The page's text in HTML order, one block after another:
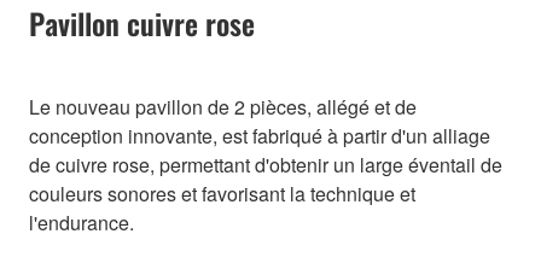
Pavillon cuivre rose
Le nouveau pavillon de 2 pièces, allégé et de
conception innovante, est fabriqué à partir d'un alliage
de cuivre rose, permettant d'obtenir un large éventail de
couleurs sonores et favorisant la technique et
l'endurance.